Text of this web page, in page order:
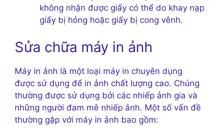
không nhận được giấy có thể do khay nạp
giấy bị hỏng hoặc giấy bị cong vênh.
Sửa chữa máy in ảnh
Máy in ảnh là một loại máy in chuyên dụng
được sử dụng để in ảnh chất lượng cao. Chúng
thường được sử dụng bởi các nhiếp ảnh gia và
những người đam mê nhiếp ảnh. Một số vấn đề
thường gặp với máy in ảnh bao gồm: